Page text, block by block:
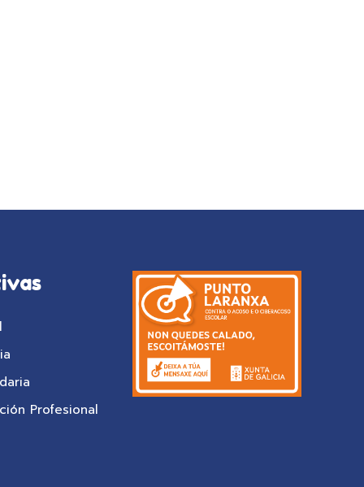
Profesional